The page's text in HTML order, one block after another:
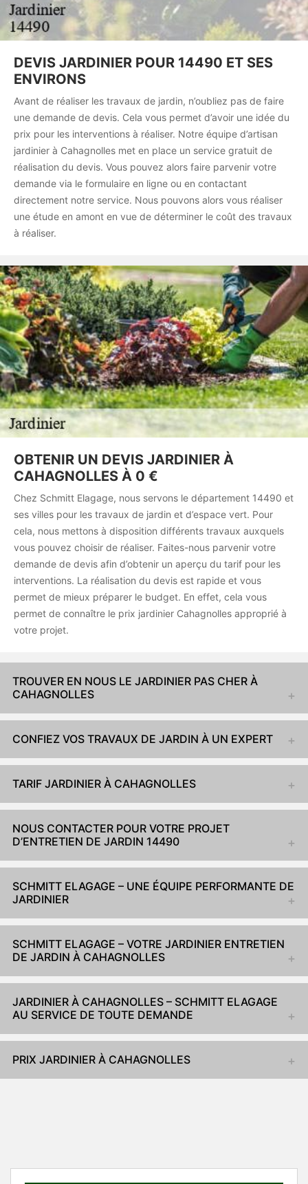
DEVIS JARDINIER POUR 14490 ET SES
ENVIRONS
Avant de réaliser les travaux de jardin, n’oubliez pas de faire
une demande de devis. Cela vous permet d’avoir une idée du
prix pour les interventions à réaliser. Notre équipe d’artisan
jardinier à Cahagnolles met en place un service gratuit de
réalisation du devis. Vous pouvez alors faire parvenir votre
demande via le formulaire en ligne ou en contactant
directement notre service. Nous pouvons alors vous réaliser
une étude en amont en vue de déterminer le coût des travaux
à réaliser.
OBTENIR UN DEVIS JARDINIER À
CAHAGNOLLES À 0 €
Chez Schmitt Elagage, nous servons le département 14490 et
ses villes pour les travaux de jardin et d’espace vert. Pour
cela, nous mettons à disposition différents travaux auxquels
vous pouvez choisir de réaliser. Faites-nous parvenir votre
demande de devis afin d’obtenir un aperçu du tarif pour les
interventions. La réalisation du devis est rapide et vous
permet de mieux préparer le budget. En effet, cela vous
permet de connaître le prix jardinier Cahagnolles approprié à
votre projet.
TROUVER EN NOUS LE JARDINIER PAS CHER À
CAHAGNOLLES
CONFIEZ VOS TRAVAUX DE JARDIN À UN EXPERT
TARIF JARDINIER À CAHAGNOLLES
NOUS CONTACTER POUR VOTRE PROJET
D’ENTRETIEN DE JARDIN 14490
SCHMITT ELAGAGE – UNE ÉQUIPE PERFORMANTE DE
JARDINIER
SCHMITT ELAGAGE – VOTRE JARDINIER ENTRETIEN
DE JARDIN À CAHAGNOLLES
JARDINIER À CAHAGNOLLES – SCHMITT ELAGAGE
AU SERVICE DE TOUTE DEMANDE
PRIX JARDINIER À CAHAGNOLLES